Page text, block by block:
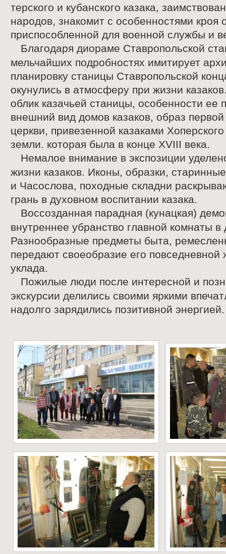
терского и кубанского казака,
народов, знакомит с особенностями кроя
приспособленной для военной службы и
Благодаря диораме Ставропольской
мельчайших подробностях имитирует
планировку станицы Ставропольской
окунулись в атмосферу при жизни
облик казачьей станицы, особенности ее
внешний вид домов казаков, образ
церкви, привезенной казаками
земли. которая была в конце ХVIII века.
Немалое внимание в экспозиции
жизни казаков. Иконы, образки,
и Часослова, походные складни
грань в духовном воспитании казака.
Воссозданная парадная (кунацкая)
внутреннее убранство главной комнаты в
Разнообразные предметы быта,
передают своеобразие его повседневной
уклада.
Пожилые люди после интересной и
экскурсии делились своими яркими
надолго зарядились позитивной энергией.